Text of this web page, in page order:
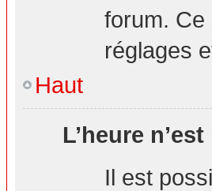
forum.
réglages
Haut
L’heure
Il est